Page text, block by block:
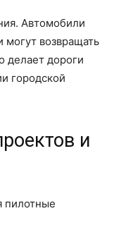
Автомобили
могут возвращать
делает дороги
городской
и
пилотные